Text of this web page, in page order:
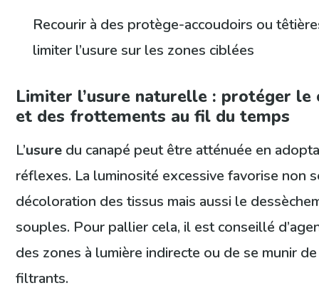
Recourir à des protège-accoudoirs ou
limiter l’usure sur les zones ciblées
Limiter l’usure naturelle : protéger le
et des frottements au fil du temps
L’usure du canapé peut être atténuée en
réflexes. La luminosité excessive favorise non
décoloration des tissus mais aussi le
souples. Pour pallier cela, il est conseillé
des zones à lumière indirecte ou de se munir
filtrants.